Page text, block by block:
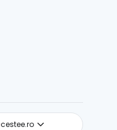
cestee.ro
cestee.com